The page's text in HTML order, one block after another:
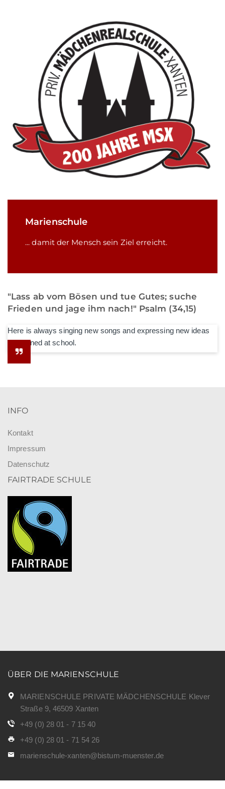
Marienschule
... damit der Mensch sein Ziel erreicht.
"Lass ab vom Bösen und tue Gutes; suche
Frieden und jage ihm nach!" Psalm (34,15)
Here is always singing new songs and expressing new ideas
he learned at school.
INFO
Kontakt
Impressum
Datenschutz
FAIRTRADE SCHULE
ÜBER DIE MARIENSCHULE
MARIENSCHULE PRIVATE MÄDCHENSCHULE Klever
Straße 9, 46509 Xanten
+49 (0) 28 01 - 7 15 40
+49 (0) 28 01 - 71 54 26
marienschule-xanten@bistum-muenster.de